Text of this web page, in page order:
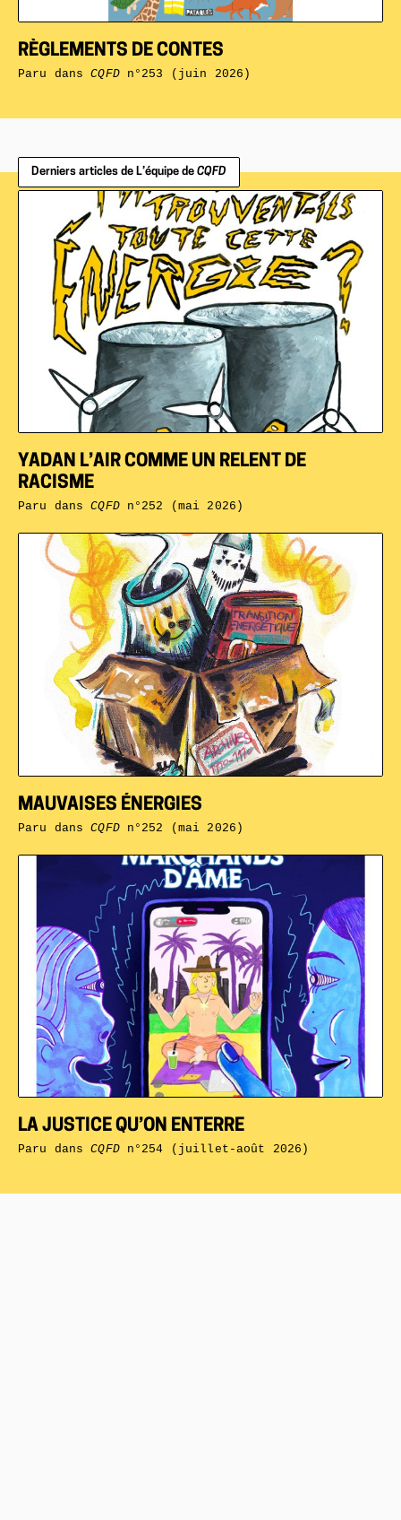
RÈGLEMENTS DE CONTES
Paru dansCQFDn°253 (juin 2026)
Derniers articles de L’équipe de CQFD
LA JUSTICE QU’ON ENTERRE
Paru dansCQFDn°254 (juillet-août 2026)
MAUVAISES ÉNERGIES
Paru dansCQFDn°252 (mai 2026)
YADAN L’AIR COMME UN RELENT DE
RACISME
Paru dansCQFDn°252 (mai 2026)